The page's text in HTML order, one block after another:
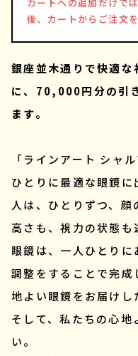
後、カートからご注文
銀座並木通りで快適
に、70,000円分の引
ます。
「ラインアート シャ
ひとりに最適な眼鏡に
人は、ひとりずつ、
高さも、視力の状態も
眼鏡は、一人ひとり
調整をすることで完
地よい眼鏡をお届けし
そして、私たちの心
い。